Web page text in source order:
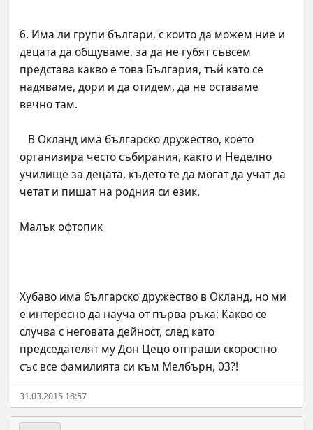
6. Има ли групи българи, с които да можем ние и
децата да общуваме, за да не губят съвсем
представа какво е това България, тъй като се
надяваме, дори и да отидем, да не оставаме
организира често събирания, както и Неделно
училище за децата, където те да могат да учат да
Хубаво има българско дружество в Окланд, но ми
е интересно да науча от първа ръка: Какво се
случва с неговата дейност, след като
председателят му Дон Цецо отпраши скоростно
със все фамилията си към Мелбърн, 03?!
31.03.2015 18:57